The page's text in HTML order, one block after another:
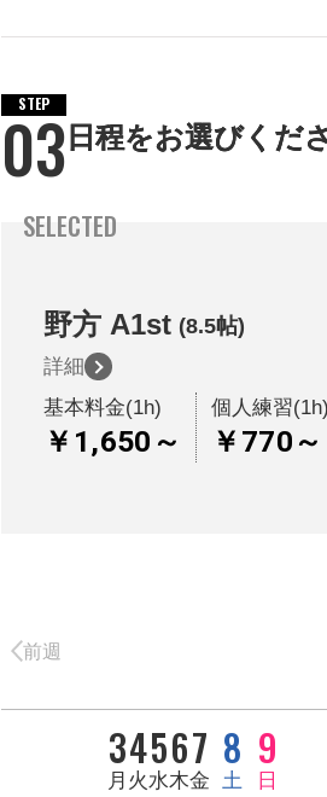
STEP
03 日程をお選びくだ
SELECTED
野方 A1st (8.5帖)
詳細
基本料金(1h)
￥1,650～
個人練習(1h)
￥770～
前週
3
月
4
火
5
水
6
木
7
金
8
土
9
日